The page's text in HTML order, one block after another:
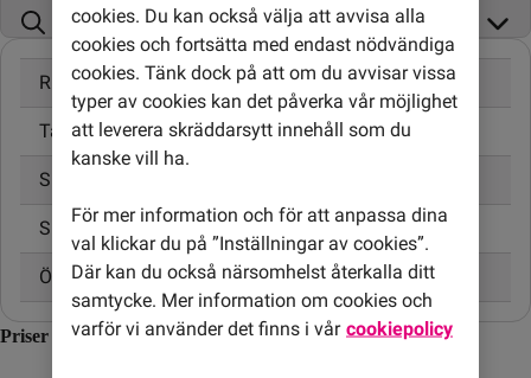
Ringa samtal 16,00 kr/min
Ta emot samtal 10,00 kr/min
Skicka SMS
Skicka MMS 6,00 kr
Öppningsavgift 0,99 kr
Priser inom Albanien
cookies. Du kan också välja att avvisa alla
cookies och fortsätta med endast nödvändiga
cookies. Tänk dock på att om du avvisar vissa
typer av cookies kan det påverka vår möjlighet
att leverera skräddarsytt innehåll som du
kanske vill ha.
För mer information och för att anpassa dina
val klickar du på ”Inställningar av cookies”.
Där kan du också närsomhelst återkalla ditt
samtycke. Mer information om cookies och
varför vi använder det finns i vår cookiepolicy